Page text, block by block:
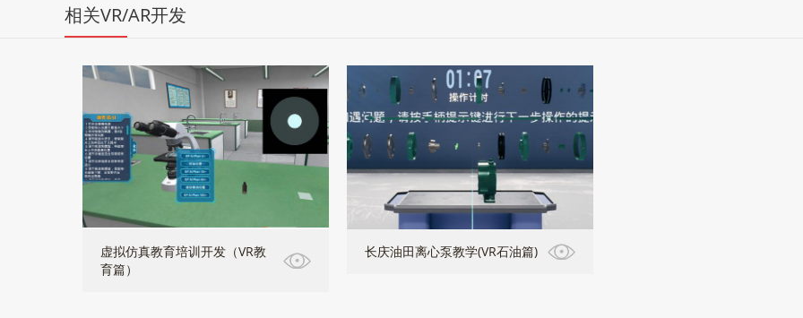
相关VR/AR开发
虚拟仿真教育培训开发（VR教
育篇）
长庆油田离心泵教学(VR石油篇)